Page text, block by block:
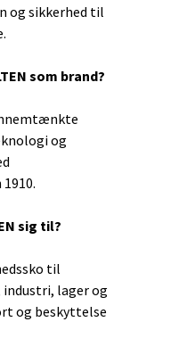
og sikkerhed til
som brand?
og
sig til?
til
industri, lager og
og beskyttelse